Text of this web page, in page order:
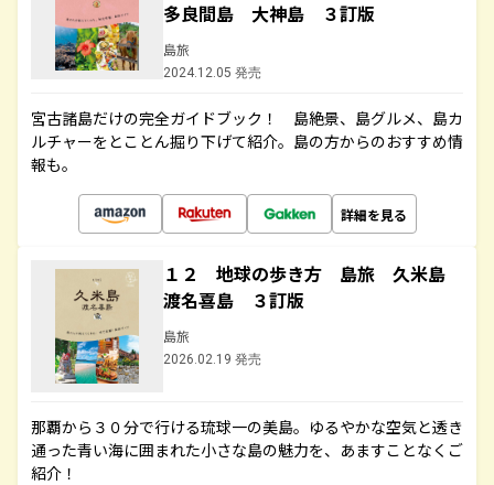
多良間島 大神島 ３訂版
島旅
2024.12.05 発売
宮古諸島だけの完全ガイドブック！ 島絶景、島グルメ、島カ
ルチャーをとことん掘り下げて紹介。島の方からのおすすめ情
報も。
詳細を見る
１２ 地球の歩き方 島旅 久米島
渡名喜島 ３訂版
島旅
2026.02.19 発売
那覇から３０分で行ける琉球一の美島。ゆるやかな空気と透き
通った青い海に囲まれた小さな島の魅力を、あますことなくご
紹介！